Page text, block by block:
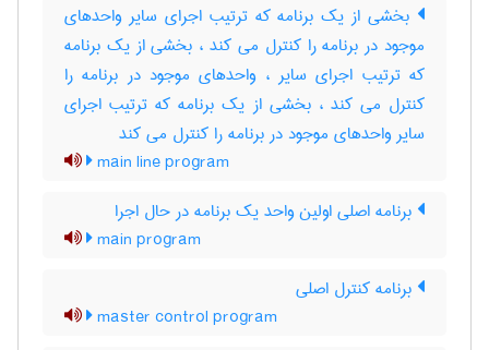
بخشی از یک برنامه که ترتیب اجرای سایر واحدهای
موجود در برنامه را کنترل می کند ، بخشی از یک برنامه
که ترتیب اجرای سایر ، واحدهای موجود در برنامه را
کنترل می کند ، بخشی از یک برنامه که ترتیب اجرای
سایر واحدهای موجود در برنامه را کنترل می کند
main line program
برنامه اصلی اولین واحد یک برنامه در حال اجرا
main program
برنامه کنترل اصلی
master control program